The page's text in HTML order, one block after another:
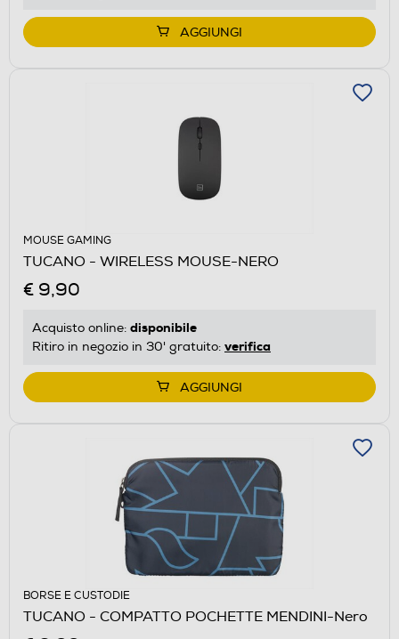
AGGIUNGI
MOUSE GAMING
TUCANO - WIRELESS MOUSE-NERO
€ 9,90
Acquisto online: disponibile
Ritiro in negozio in 30' gratuito: verifica
AGGIUNGI
BORSE E CUSTODIE
TUCANO - COMPATTO POCHETTE MENDINI-Nero